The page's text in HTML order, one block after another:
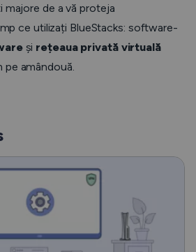
majore de a vă proteja
ce utilizați BlueStacks: software-
și rețeaua privată virtuală
pe amândouă.